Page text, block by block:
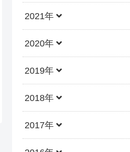
2021年
2020年
2019年
2018年
2017年